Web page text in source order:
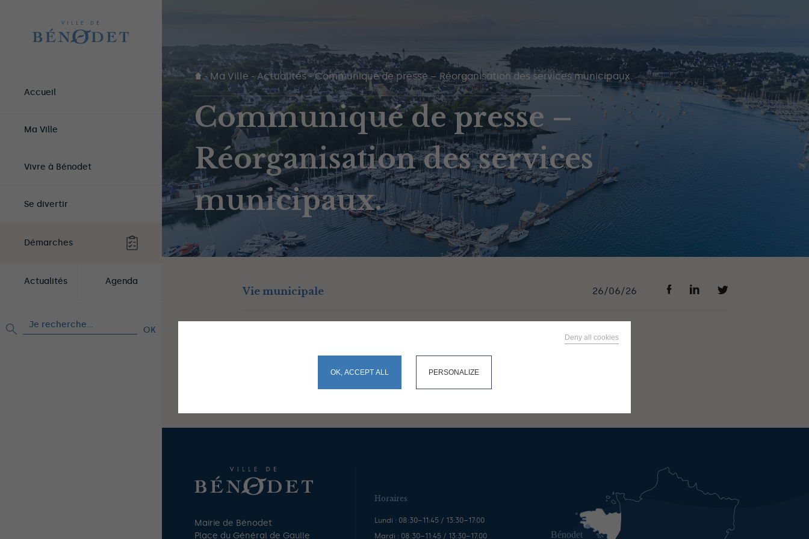
Accueil
Ma Ville
Vivre à Bénodet
Se divertir
Démarches
Actualités Agenda
Rechercher :
- Ma Ville - Actualités-Communiqué de presse – Réorganisation des services municipaux.
Communiqué de presse –
Réorganisation des services
municipaux.
Vie municipale 26/06/26
Mairie de Bénodet
Place du Général de Gaulle
Horaires
Lundi : 08:30–11:45 / 13:30–17:00
Mardi : 08:30–11:45 / 13:30–17:00
OK, ACCEPT ALL
Deny all cookies
PERSONALIZE